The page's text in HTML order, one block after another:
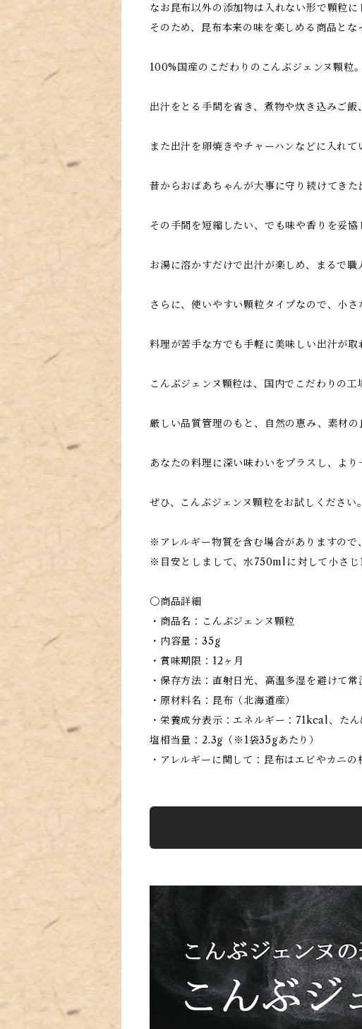
なお昆布以外の添加物は入れない形で顆粒に
そのため、昆布本来の味を楽しめる商品とな
100%国産のこだわりのこんぶジェンヌ顆粒。
出汁をとる手間を省き、煮物や炊き込みご
また出汁を卵焼きやチャーハンなどに入れ
昔からおばあちゃんが大事に守り続けてきた
その手間を短縮したい、でも味や香りを妥協
お湯に溶かすだけで出汁が楽しめ、まるで職
さらに、使いやすい顆粒タイプなので、小
料理が苦手な方でも手軽に美味しい出汁が取
こんぶジェンヌ顆粒は、国内でこだわりの工
厳しい品質管理のもと、自然の恵み、素材
あなたの料理に深い味わいをプラスし、より
ぜひ、こんぶジェンヌ顆粒をお試しください。
※アレルギー物質を含む場合がありますので
※目安としまして、水750mlに対して小さじ
〇商品詳細
・商品名：こんぶジェンヌ顆粒
・内容量：35g
・賞味期限：12ヶ月
・保存方法：直射日光、高温多湿を避けて常
・原材料名：昆布（北海道産）
・栄養成分表示：エネルギー：71kcal、た
塩相当量：2.3g（※1袋35gあたり）
・アレルギーに関して：昆布はエビやカニ